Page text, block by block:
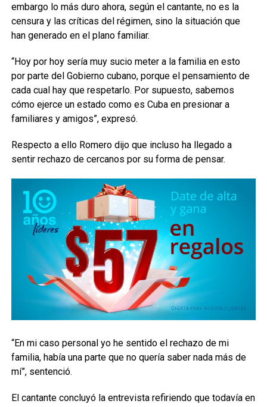
embargo lo más duro ahora, según el cantante, no es la
censura y las críticas del régimen, sino la situación que
han generado en el plano familiar.
“Hoy por hoy sería muy sucio meter a la familia en esto
por parte del Gobierno cubano, porque el pensamiento de
cada cual hay que respetarlo. Por supuesto, sabemos
cómo ejerce un estado como es Cuba en presionar a
familiares y amigos”, expresó.
Respecto a ello Romero dijo que incluso ha llegado a
sentir rechazo de cercanos por su forma de pensar.
“En mi caso personal yo he sentido el rechazo de mi
familia, había una parte que no quería saber nada más de
mí”, sentenció.
El cantante concluyó la entrevista refiriendo que todavía en